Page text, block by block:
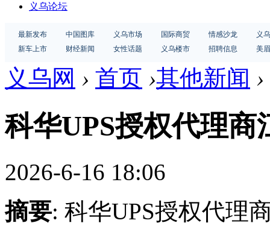
义乌论坛
最新发布 中国图库 义乌市场 国际商贸 情感沙龙
义
新车上市
财经新闻 女性话题 义乌楼市 招聘信息 美
义乌网 › 首页 ›其他新闻 ›
科华UPS授权代理商
2026-6-16 18:06
摘要: 科华UPS授权代理